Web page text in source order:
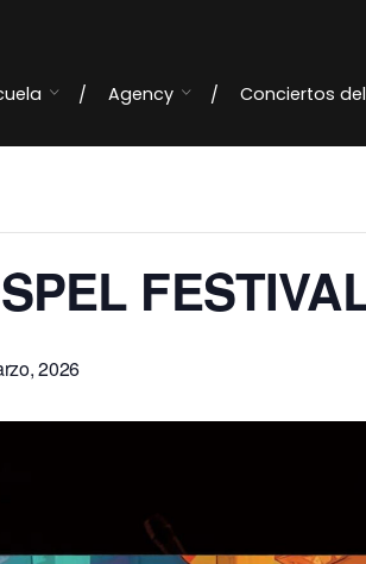
Agency Conciertos
2026